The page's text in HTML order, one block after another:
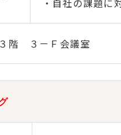
・自社の課題に
階 ３－Ｆ会議室